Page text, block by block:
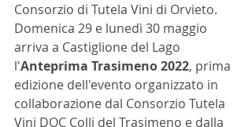
Consorzio di Tutela Vini di Orvieto.
Domenica 29 e lunedì 30 maggio
arriva a Castiglione del Lago
l'Anteprima Trasimeno 2022, prima
edizione dell'evento organizzato in
collaborazione dal Consorzio Tutela
Vini DOC Colli del Trasimeno e dalla